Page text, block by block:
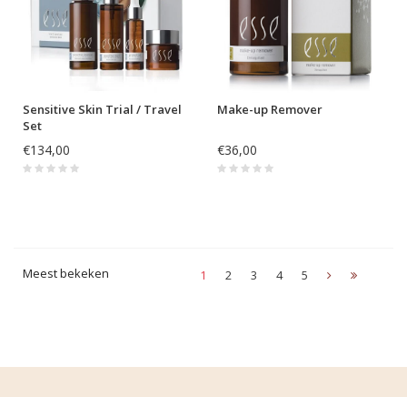
Sensitive Skin Trial / Travel
Set
€134,00
Make-up Remover
€36,00
Meest bekeken 1 2 3 4 5